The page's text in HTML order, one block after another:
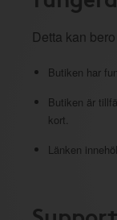
Detta kan
Butiken har
Butiken är
kort.
Länken